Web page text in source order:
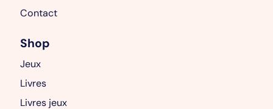
Contact
Shop
Jeux
Livres
Livres jeux